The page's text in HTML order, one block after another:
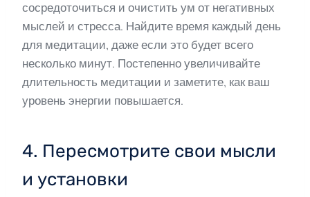
сосредоточиться и очистить ум от негативных
мыслей и стресса. Найдите время каждый день
для медитации, даже если это будет всего
несколько минут. Постепенно увеличивайте
длительность медитации и заметите, как ваш
уровень энергии повышается.
4. Пересмотрите свои мысли
и установки